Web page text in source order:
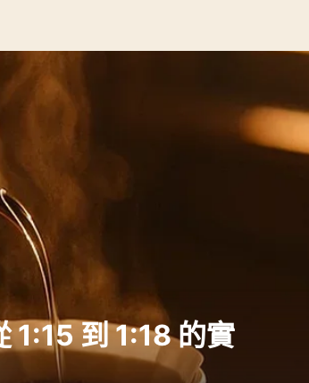
1:15 到 1:18 的實